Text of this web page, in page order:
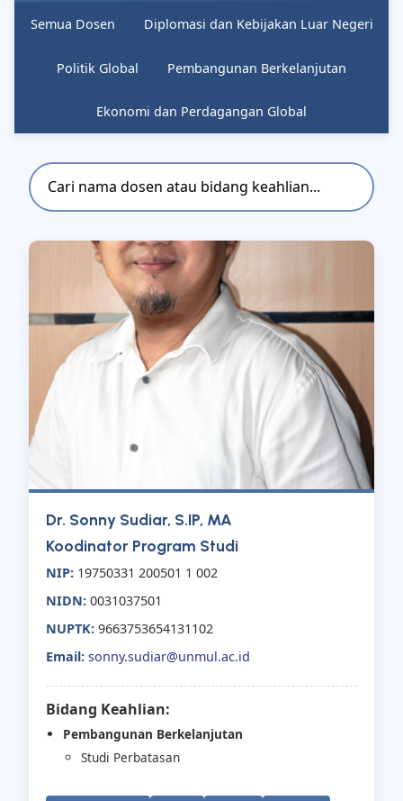
Semua Dosen Diplomasi dan Kebijakan Luar Negeri
Politik Global Pembangunan Berkelanjutan
Ekonomi dan Perdagangan Global
Dr. Sonny Sudiar, S.IP, MA
Koodinator Program Studi
NIP: 19750331 200501 1 002
NIDN: 0031037501
NUPTK: 9663753654131102
Email: sonny.sudiar@unmul.ac.id
Bidang Keahlian:
Pembangunan Berkelanjutan
Studi Perbatasan